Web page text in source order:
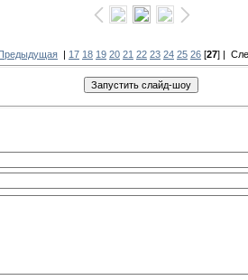
| 17 18 19 20 21 22 23 24 25 26[27] |